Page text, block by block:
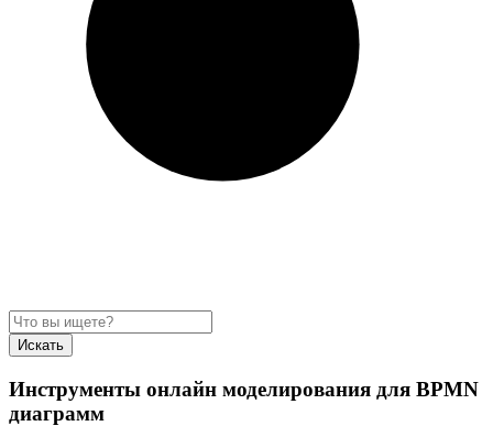
Искать
Инструменты онлайн моделирования для BPMN
диаграмм